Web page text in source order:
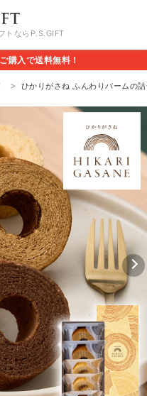
トならP.S.GIFT
購入で送料無料！
ひかりがさね ふんわりバームの